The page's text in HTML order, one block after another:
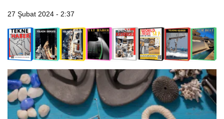
27 Şubat 2024 - 2:37